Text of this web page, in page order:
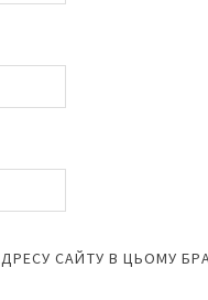
САЙТУ В ЦЬОМУ